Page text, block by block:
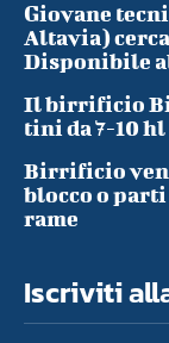
Giovane
Altavia)
Disponibile
Il birrificio
tini da 7-10 hl
Birrificio
blocco o
rame
Iscriviti